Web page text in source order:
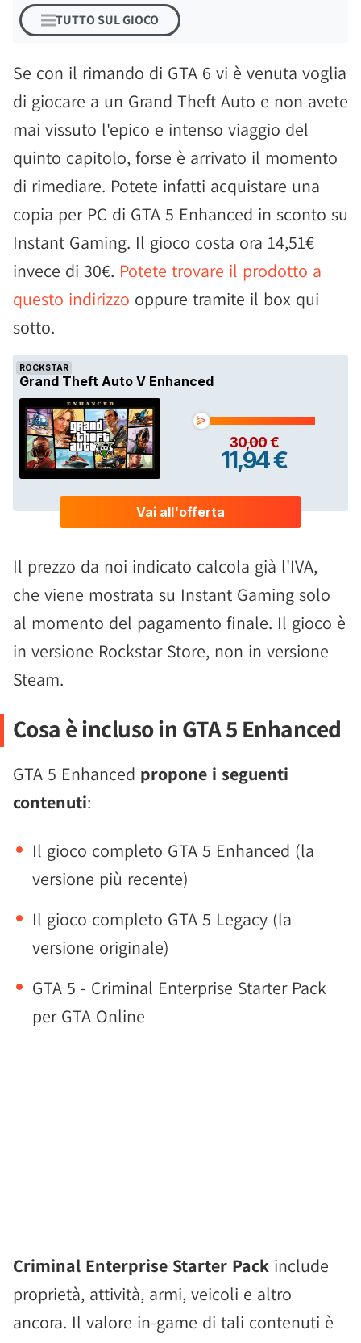
TUTTO SUL GIOCO
Se con il rimando di GTA 6 vi è venuta voglia
di giocare a un Grand Theft Auto e non avete
mai vissuto l'epico e intenso viaggio del
quinto capitolo, forse è arrivato il momento
di rimediare. Potete infatti acquistare una
copia per PC di GTA 5 Enhanced in sconto su
Instant Gaming. Il gioco costa ora 14,51€
invece di 30€. Potete trovare il prodotto a
questo indirizzo oppure tramite il box qui
sotto.
Il prezzo da noi indicato calcola già l'IVA,
che viene mostrata su Instant Gaming solo
al momento del pagamento finale. Il gioco è
in versione Rockstar Store, non in versione
Steam.
Cosa è incluso in GTA 5 Enhanced
GTA 5 Enhanced propone i seguenti
contenuti:
Il gioco completo GTA 5 Enhanced (la
versione più recente)
Il gioco completo GTA 5 Legacy (la
versione originale)
GTA 5 - Criminal Enterprise Starter Pack
per GTA Online
Criminal Enterprise Starter Pack include
proprietà, attività, armi, veicoli e altro
ancora. Il valore in-game di tali contenuti è